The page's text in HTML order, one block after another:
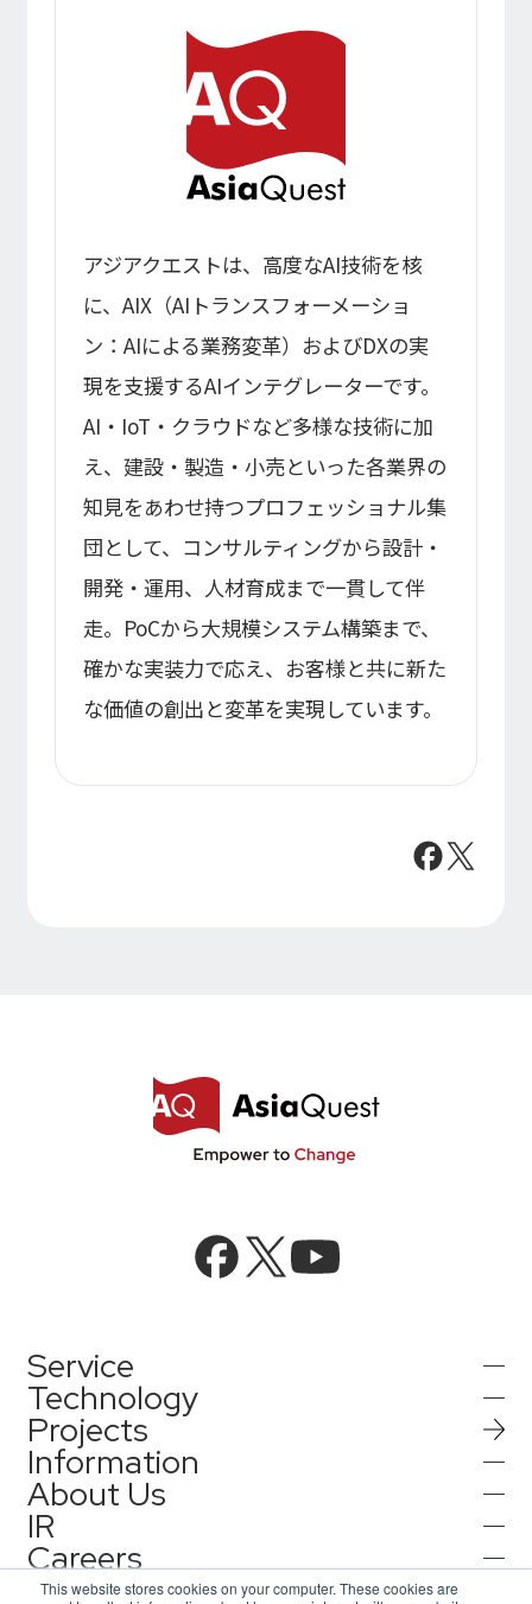
This website stores cookies on your computer. These cookies are
アジアクエストは、高度なAI技術を核
に、AIX（AIトランスフォーメーショ
ン：AIによる業務変革）およびDXの実
現を支援するAIインテグレーターです。
AI・IoT・クラウドなど多様な技術に加
え、建設・製造・小売といった各業界の
知見をあわせ持つプロフェッショナル集
団として、コンサルティングから設計・
開発・運用、人材育成まで一貫して伴
走。PoCから大規模システム構築まで、
確かな実装力で応え、お客様と共に新た
な価値の創出と変革を実現しています。
Service
AIインテグレーション
AIソリューション
AQ-AIエージェントシリーズ
Technology
AI／生成AI
AIエージェント／生成AI／LLM
機械学習／AIモデル
Projects
Information
インフォメーション
プレスリリース
About Us
会社情報
IR
IR情報
Careers
Contact